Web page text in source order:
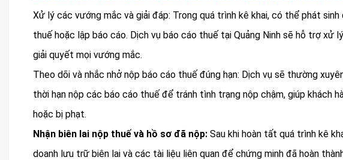
Xử lý các vướng mắc và giải đáp: Trong quá trình kê khai, có thể phát
thuế hoặc lập báo cáo. Dịch vụ báo cáo thuế tại Quảng Ninh sẽ hỗ trợ
giải quyết mọi vướng mắc.
Theo dõi và nhắc nhở nộp báo cáo thuế đúng hạn: Dịch vụ sẽ thường
thời hạn nộp các báo cáo thuế để tránh tình trạng nộp chậm, giúp khách
hoặc bị phạt.
Nhận biên lai nộp thuế và hồ sơ đã nộp: Sau khi hoàn tất quá trình kê
doanh lưu trữ biên lai và các tài liệu liên quan để chứng minh đã hoàn